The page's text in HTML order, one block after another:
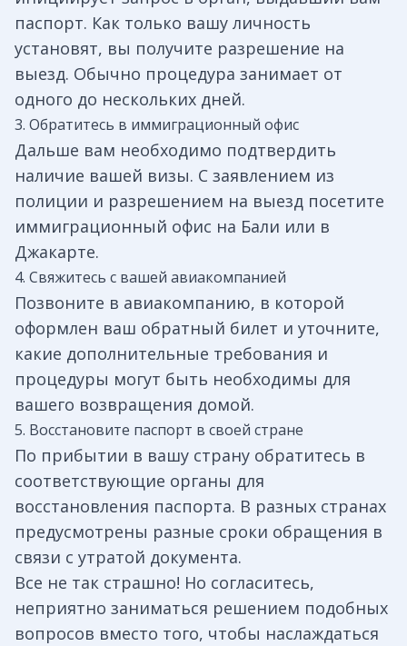
паспорт. Как только вашу личность
установят, вы получите разрешение на
выезд. Обычно процедура занимает от
одного до нескольких дней.
3. Обратитесь в иммиграционный офис
Дальше вам необходимо подтвердить
наличие вашей визы. С заявлением из
полиции и разрешением на выезд посетите
иммиграционный офис на Бали или в
Джакарте.
4. Свяжитесь с вашей авиакомпанией
Позвоните в авиакомпанию, в которой
оформлен ваш обратный билет и уточните,
какие дополнительные требования и
процедуры могут быть необходимы для
вашего возвращения домой.
5. Восстановите паспорт в своей стране
По прибытии в вашу страну обратитесь в
соответствующие органы для
восстановления паспорта. В разных странах
предусмотрены разные сроки обращения в
связи с утратой документа.
Все не так страшно! Но согласитесь,
неприятно заниматься решением подобных
вопросов вместо того, чтобы наслаждаться